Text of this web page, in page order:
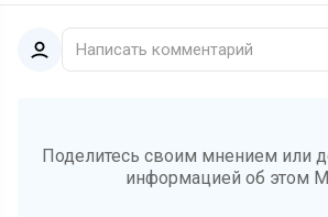
Написать комментарий
Поделитесь своим мнением или
информацией об этом